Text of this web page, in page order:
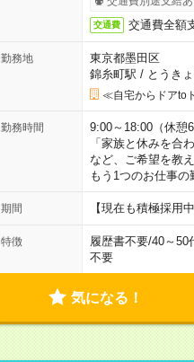
交通費 交通費全額
勤務地
東京都墨田区
錦糸町駅 / とうき
≪自宅からドアto
勤務時間
9:00～18:00（休憩
「家族と休みを合
など、ご希望を教
もう1つのお仕事の
期間 【現在も積極採用
特徴 履歴書不要/40～50
不要
気になる！